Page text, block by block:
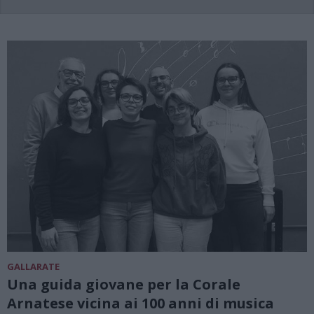
GALLARATE
Una guida giovane per la Corale
Arnatese vicina ai 100 anni di musica